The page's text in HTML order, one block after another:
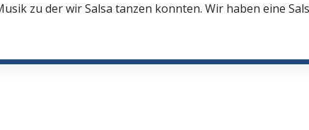
zu der wir Salsa tanzen konnten. Wir haben eine